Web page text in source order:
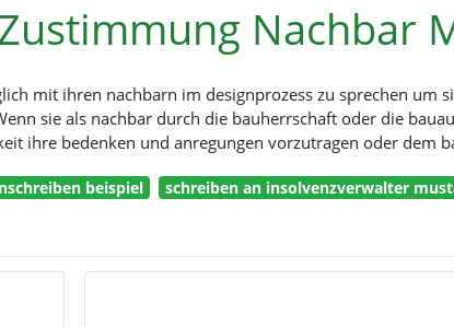
Nachbar
mit ihren nachbarn im designprozess zu sprechen um
sie als nachbar durch die bauherrschaft oder die
ihre bedenken und anregungen vorzutragen oder dem
beispiel schreiben an insolvenzverwalter